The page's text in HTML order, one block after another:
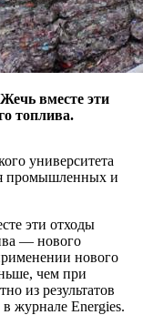
вместе эти
топлива.
университета
промышленных и
эти отходы
— нового
нового
чем при
из результатов
журнале Energies.